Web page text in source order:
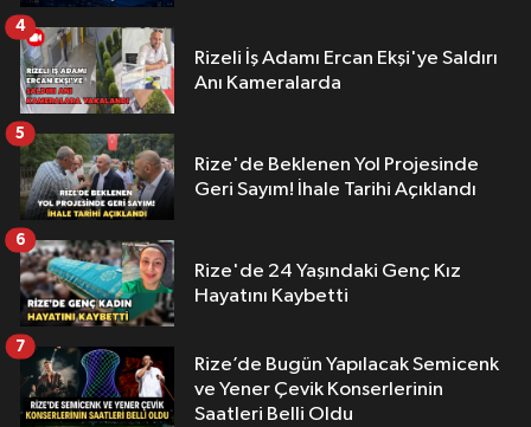
Rizeli İş Adamı Ercan Ekşi'ye Saldırı
Anı Kameralarda
4
Rize'de Beklenen Yol Projesinde
Geri Sayım! İhale Tarihi Açıklandı
5
Rize'de 24 Yaşındaki Genç Kız
Hayatını Kaybetti
6
Rize’de Bugün Yapılacak Semicenk
ve Yener Çevik Konserlerinin
Saatleri Belli Oldu
7